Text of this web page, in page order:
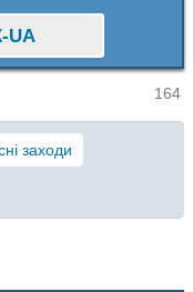
UA
164
заходи